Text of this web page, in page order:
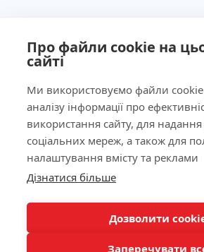
Про файли cookie на
сайті
Ми використовуємо файли
аналізу інформації про
використання сайту, для
соціальних мереж, а також для
налаштування вмісту та реклами
Дізнатися більше
Дозволити
Заперечувати
Ліцензія МОЗ України №603260 від
Наша адреса
КНОПКА